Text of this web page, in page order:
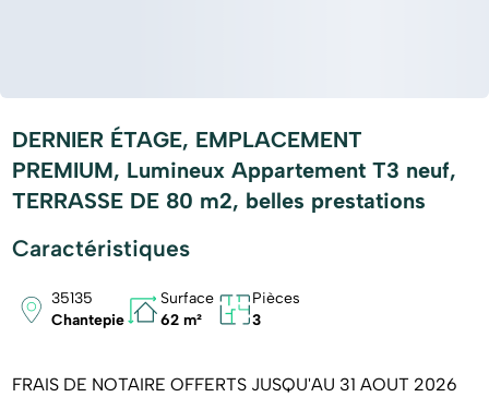
DERNIER ÉTAGE, EMPLACEMENT
PREMIUM, Lumineux Appartement T3 neuf,
TERRASSE DE 80 m2, belles prestations
Caractéristiques
35135
Chantepie
Surface
62 m²
Pièces
3
FRAIS DE NOTAIRE OFFERTS JUSQU'AU 31 AOUT 2026